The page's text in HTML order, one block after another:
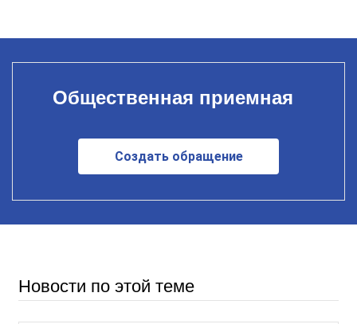
Общественная приемная
Создать обращение
Новости по этой теме